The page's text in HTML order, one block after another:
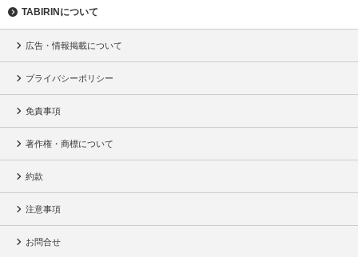
TABIRINについて
広告・情報掲載について
プライバシーポリシー
免責事項
著作権・商標について
約款
注意事項
お問合せ